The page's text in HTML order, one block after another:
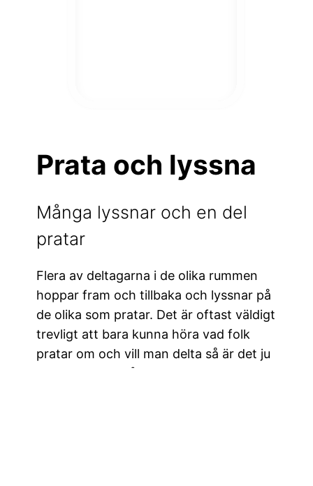
Prata och lyssna
Många lyssnar och en del
pratar
Flera av deltagarna i de olika rummen
hoppar fram och tillbaka och lyssnar på
de olika som pratar. Det är oftast väldigt
trevligt att bara kunna höra vad folk
pratar om och vill man delta så är det ju
bara att prata på.